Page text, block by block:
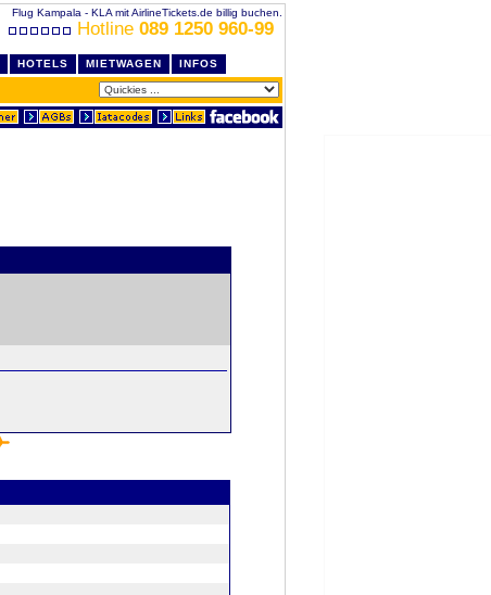
Flug Kampala - KLA mit AirlineTickets.de billig buchen.
Hotline 089 1250 960-99
HOTELS MIETWAGEN INFOS